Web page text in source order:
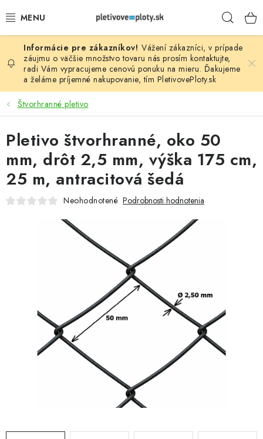
na
PLOTOVÉ PANELY
PLETIVO
STĹPIKY
PODHRABOVÉ DOSKY
BRÁNY A BRÁNKY
GABIÓNY (PLOTY, KOŠE)
PRÍSLUŠENSTVO
BETÓNOVÉ PLOTY
AKCIA - MIERNE POŠKODENÝ TOVAR
Vážení zákazníci, v prípade
záujmu o väčšie množstvo tovaru nás prosím kontaktujte,
radi Vám vypracujeme cenovú ponuku na mieru. Ďakujeme
a želáme príjemné nakupovanie, tím PletivovePloty.sk
Štvorhranné pletivo
Pletivo štvorhranné, oko 50
mm, drôt 2,5 mm, výška 175 cm,
25 m, antracitová šedá
Neohodnotené Podrobnosti hodnotenia